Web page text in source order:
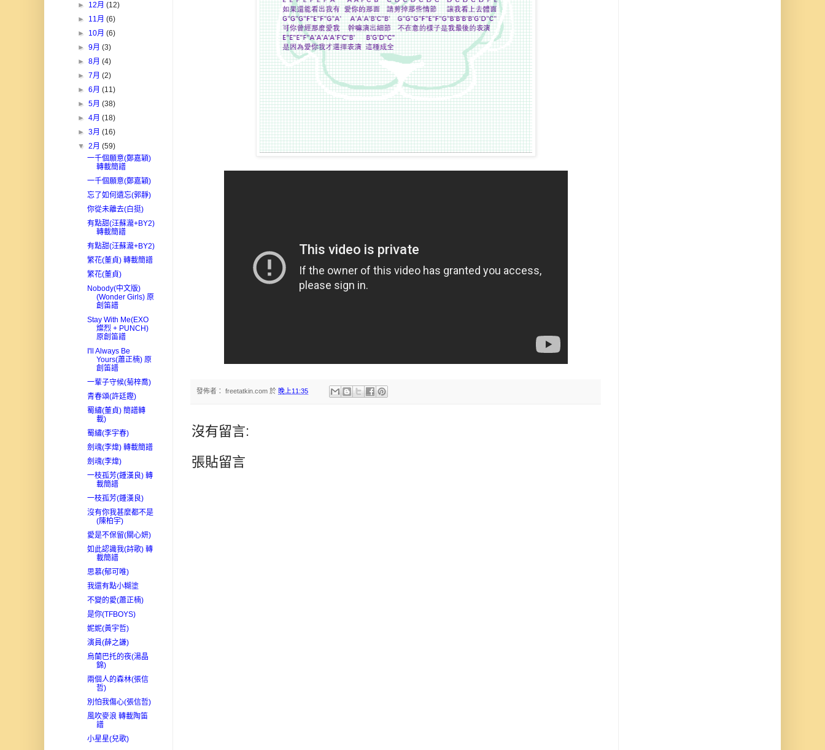
發佈者： freetatkin.com 於 晚上11:35
沒有留言:
張貼留言
► 12月(12)
► 11月(6)
► 10月(6)
►9月(3)
►8月(4)
►7月(2)
►6月(11)
►5月(38)
►4月(18)
►3月(16)
▼2月(59)
一千個願意(鄭嘉穎)
轉載簡譜
一千個願意(鄭嘉穎)
忘了如何遺忘(郭靜)
你從未離去(白挺)
有點甜(汪蘇瀧+BY2)
轉載簡譜
有點甜(汪蘇瀧+BY2)
繁花(董貞) 轉載簡譜
繁花(董貞)
Nobody(中文版)
(Wonder Girls) 原
創笛譜
Stay With Me(EXO
燦烈 + PUNCH)
原創笛譜
I'll Always Be
Yours(蕭正楠) 原
創笛譜
一輩子守候(菊梓喬)
青春頌(許廷鏗)
蜀繡(董貞) 簡譜轉
載)
蜀繡(李宇春)
劍魂(李煒) 轉載簡譜
劍魂(李煒)
一枝孤芳(鍾漢良) 轉
載簡譜
一枝孤芳(鍾漢良)
沒有你我甚麼都不是
(陳柏宇)
愛是不保留(關心妍)
如此認識我(詩歌) 轉
載簡譜
思慕(郁可唯)
我還有點小糊塗
不變的愛(蕭正楠)
是你(TFBOYS)
妮妮(黃宇哲)
演員(薛之謙)
烏蘭巴托的夜(湯晶
錦)
兩個人的森林(張信
哲)
別怕我傷心(張信哲)
風吹麥浪 轉載陶笛
譜
小星星(兒歌)